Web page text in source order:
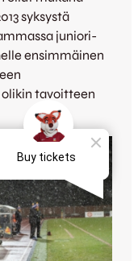
syksystä
juniori-
ensimmäinen
olikin tavoitteen